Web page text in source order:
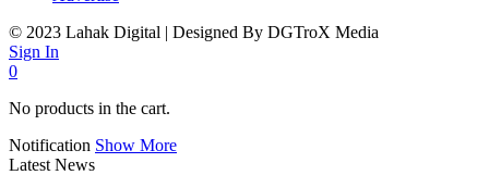
© 2023 Lahak Digital | Designed By DGTroX Media
Sign In
0
No products in the cart.
Notification Show More
Latest News